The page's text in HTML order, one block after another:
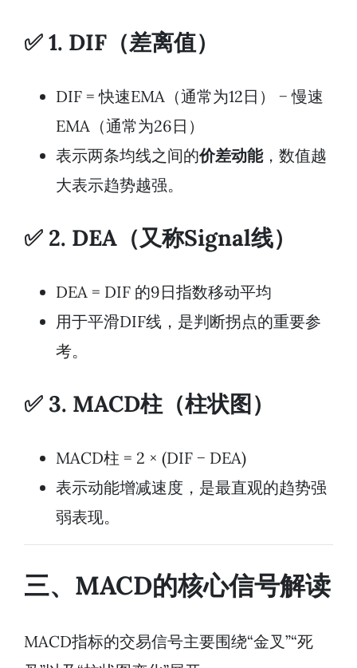
✅ 1. DIF（差离值）
DIF = 快速EMA（通常为12日） − 慢速
EMA（通常为26日）
表示两条均线之间的价差动能，数值越
大表示趋势越强。
✅ 2. DEA（又称Signal线）
DEA = DIF 的9日指数移动平均
用于平滑DIF线，是判断拐点的重要参
考。
✅ 3. MACD柱（柱状图）
MACD柱 = 2 × (DIF − DEA)
表示动能增减速度，是最直观的趋势强
弱表现。
三、MACD的核心信号解读
MACD指标的交易信号主要围绕“金叉”“死